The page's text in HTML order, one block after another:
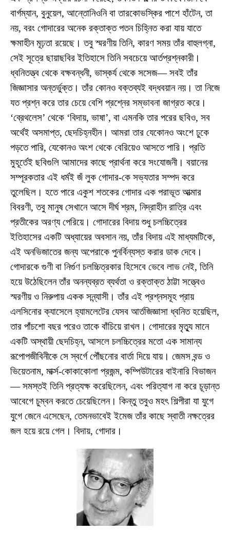
বার্গম্যান, বুনুয়েল, আন্তোনিওনি বা তারকোভস্কির পাশে হাঁটেন, তা
নয়, বরং গোদারের অনেক রক্তাক্ত পতন চিহ্নিত করা যায় যাতে
ক্ষমাহীন মূঢ়তা রয়েছে। তবু স্মরণীয় তিনি, কারণ সময় তাঁর বাহুলগ্না,
সেই সূত্রে ছায়াছবির ইতিহাসে তিনি সবচেয়ে আর্তপ্রশ্নকারী।
ধ্বনিতত্ত্ব থেকে বক্ষবন্ধনী, ভাস্কর্য থেকে সসেজ— সবই তাঁর
জিজ্ঞাসার অন্তর্ভুক্ত। তাঁর কোনও বক্তব্যই বদ্ধবয়ান নয়। তা নিজে
যত প্রশ্ন করে তার চেয়ে বেশি প্রশ্নের সম্ভাবনা জাগ্রত করে।
‘ব্রেথলেস’ থেকে ‘বিদায়, ভাষা’, বা এমনকি তার পরের ছবিও, সব
অর্থেই অসমাপ্ত, ছেদচিহ্নহীন। আমরা তার যেকোনও অংশে ঢুকে
পড়তে পারি, যেকোনও অংশ থেকে বেরিয়েও আসতে পারি। প্রতি
মুহূর্তেই ছবিগুলি আমাদের কাছে প্রার্থনা করে সংযোজনী। বয়ানের
সম্পূরকতার এই ধর্মই জঁ লুক গোদার-কে সভ্যতার সম্পদ করে
তুলেছিল। হতে পারে একুশ শতকের গোদার এক পরাভূত আত্মার
বিবরণী, তবু মানুষ সেখানে আসে দীর্ঘ শ্রম, নিদ্রাহীন রাত্রি এবং
প্রতীকের অরণ্য পেরিয়ে। গোদারের বিদায় শুধু চলচ্চিত্রের
ইতিহাসের একটি অধ্যায়ের অবসান নয়, তাঁর বিদায় এই মাধ্যমটিকে,
এই অনভিজাতের জন্য অপেরাকে পুনর্বিন্যস্ত করার ডাক দেবে।
গোদারকে গুণী বা নির্গুণ চলচ্চিত্রকার হিসেবে ভেবে লাভ নেই, তিনি
হয়ে উঠেছিলেন তাঁর অনন্যব্রত ব্যর্থতা ও রক্তাক্ত ঠাট্টা সত্ত্বেও
স্মরণীয় ও নিরুপায় একক সন্ন্যাসী। তাঁর এই প্রশ্নসমূহ প্রায়
এলসিনোর ক্যাসেলে হ্যামলেটের যেসব আর্তজিজ্ঞাসা ধ্বনিত হয়েছিল,
তার পাঁচশো বছর পরেও তাকে বাঁচিয়ে রাখল। গোদারের মৃত্যু মানে
একটি অস্থায়ী ছেদচিহ্ন, আসলে চলচ্চিত্রের মতো এক সামান্য
রূপোপজীবিনীকে সে স্বর্গে পৌঁছনোর বার্তা দিয়ে যায়। জেমস বন্ড ও
ভিয়েতনাম, মার্ক্স-কোকাকোলা প্রজন্ম, কম্পিউটারের বাইনারি বিভাজন
— সমস্তই তিনি প্রত্যক্ষ করেছিলেন, এবং পরিত্যাগ না করে চূড়ান্ত
আবেগে চুম্বন করতে চেয়েছিলেন। কিন্তু তবুও মহৎ শিল্পীরা যা যুগে
যুগে জেনে এসেছেন, তেমনভাবেই ইমেজ তাঁর কাছে স্বাতী নক্ষত্রের
জল হয়ে রয়ে গেল। বিদায়, গোদার।